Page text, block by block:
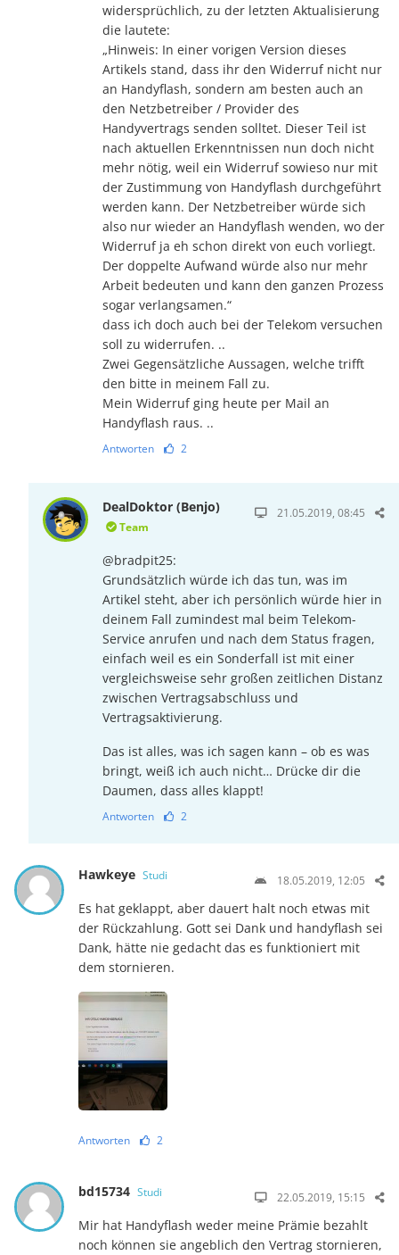
widersprüchlich, zu der letzten Aktualisierung
die lautete:
„Hinweis: In einer vorigen Version dieses
Artikels stand, dass ihr den Widerruf nicht nur
an Handyflash, sondern am besten auch an
den Netzbetreiber / Provider des
Handyvertrags senden solltet. Dieser Teil ist
nach aktuellen Erkenntnissen nun doch nicht
mehr nötig, weil ein Widerruf sowieso nur mit
der Zustimmung von Handyflash durchgeführt
werden kann. Der Netzbetreiber würde sich
also nur wieder an Handyflash wenden, wo der
Widerruf ja eh schon direkt von euch vorliegt.
Der doppelte Aufwand würde also nur mehr
Arbeit bedeuten und kann den ganzen Prozess
sogar verlangsamen.“
dass ich doch auch bei der Telekom versuchen
soll zu widerrufen. ..
Zwei Gegensätzliche Aussagen, welche trifft
den bitte in meinem Fall zu.
Mein Widerruf ging heute per Mail an
Handyflash raus. ..
Antworten 2
DealDoktor (Benjo)
Team
21.05.2019, 08:45
@bradpit25:
Grundsätzlich würde ich das tun, was im
Artikel steht, aber ich persönlich würde hier in
deinem Fall zumindest mal beim Telekom-
Service anrufen und nach dem Status fragen,
einfach weil es ein Sonderfall ist mit einer
vergleichsweise sehr großen zeitlichen Distanz
zwischen Vertragsabschluss und
Vertragsaktivierung.
Das ist alles, was ich sagen kann – ob es was
bringt, weiß ich auch nicht… Drücke dir die
Daumen, dass alles klappt!
Antworten 2
Hawkeye Studi 18.05.2019, 12:05
Es hat geklappt, aber dauert halt noch etwas mit
der Rückzahlung. Gott sei Dank und handyflash sei
Dank, hätte nie gedacht das es funktioniert mit
dem stornieren.
Antworten 2
bd15734 Studi 22.05.2019, 15:15
Mir hat Handyflash weder meine Prämie bezahlt
noch können sie angeblich den Vertrag stornieren,